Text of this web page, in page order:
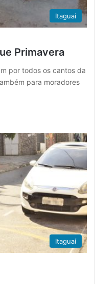
Itaguaí
Primavera
por todos os cantos da
para moradores
Itaguaí